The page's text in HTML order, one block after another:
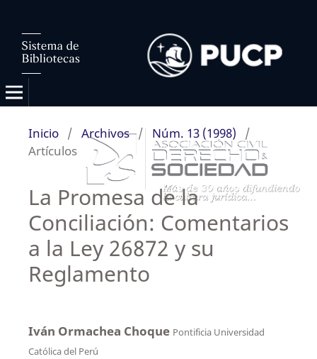
Inicio / Archivos / Núm. 13 (1998)
/
Artículos
La Promesa de la
Conciliación: Comentarios
a la Ley 26872 y su
Reglamento
Iván Ormachea Choque Pontificia Universidad
Católica del Perú